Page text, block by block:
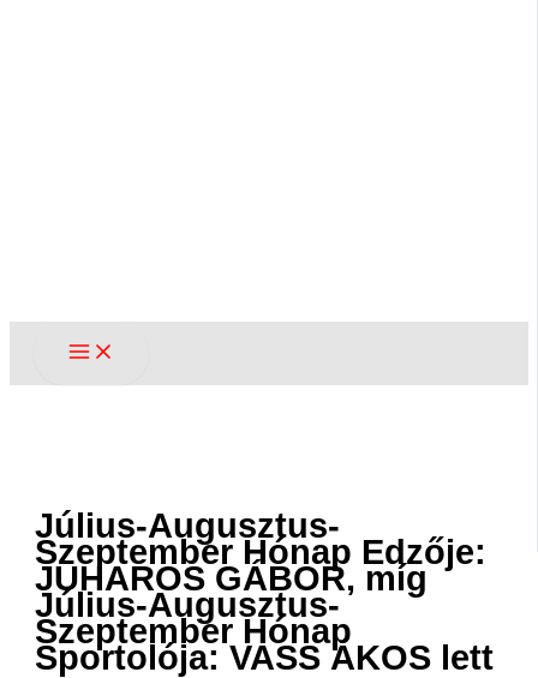
Július-Augusztus-
Szeptember Hónap Edzője:
JUHAROS GÁBOR, míg
Július-Augusztus-
Szeptember Hónap
Sportolója: VASS ÁKOS lett